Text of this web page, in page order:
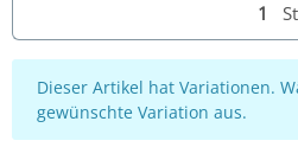
x
Dieser Artikel hat Variationen.
gewünschte Variation aus.